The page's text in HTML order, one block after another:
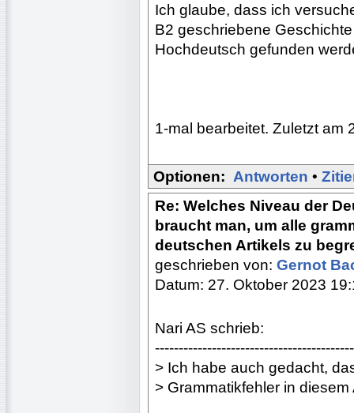
Ich glaube, dass ich
B2 geschriebene
Hochdeutsch gefunden
1-mal bearbeitet. Zuletzt am
Optionen: Antworten •
Re: Welches Niveau der
braucht man, um alle
deutschen Artikels zu
geschrieben von: Gernot
Datum: 27. Oktober 2023
Nari AS schrieb:
> Ich habe auch gedacht,
> Grammatikfehler in diesem